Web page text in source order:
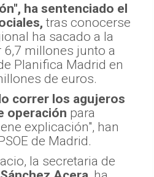
ha sentenciado el
tras conocerse
ha sacado a la
6,7 millones junto a
Planifica Madrid en
de euros.
correr los agujeros
operación para
explicación", han
de Madrid.
la secretaria de